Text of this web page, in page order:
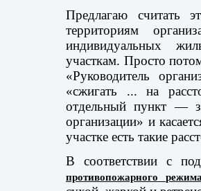
Предлагаю считать
территориям
индивидуальных
участкам. Просто
«Руководитель
«сжигать ... на
отдельный пункт —
организации» и
участке есть такие
В соответствии с
противопожарного